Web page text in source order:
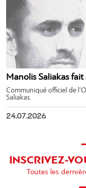
Manolis Saliakas
Communiqué officiel de
Saliakas.
24.07.2026
INSCRIVEZ-
Toutes les